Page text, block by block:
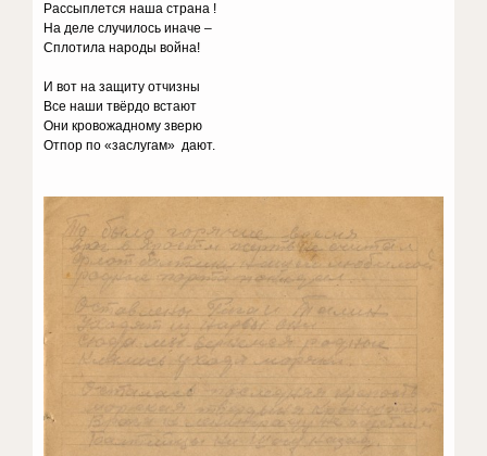
Рассыплется наша страна !
На деле случилось иначе –
Сплотила народы война!
И вот на защиту отчизны
Все наши твёрдо встают
Они кровожадному зверю
Отпор по «заслугам» дают.